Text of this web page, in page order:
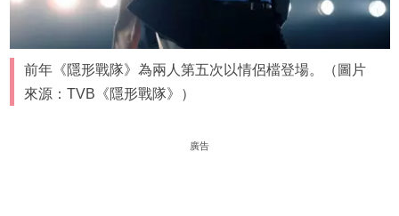
前年《隱形戰隊》為兩人第五次以情侶檔登場。（圖片
來源：TVB《隱形戰隊》）
廣告